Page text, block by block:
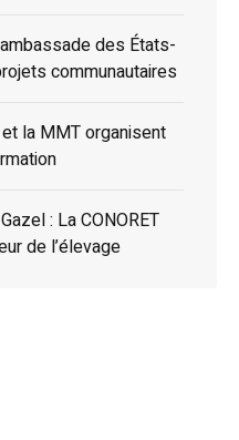
des États-
communautaires
la MMT organisent
: La CONORET
de l’élevage